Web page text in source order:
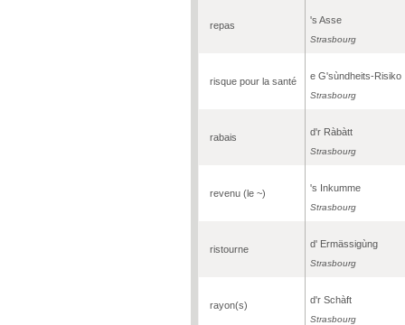
repas 's Asse
Strasbourg
risque pour la santé e G'sùndheits-Risiko
Strasbourg
rabais d'r Ràbàtt
Strasbourg
revenu (le ~) 's Inkumme
Strasbourg
ristourne d' Ermässigùng
Strasbourg
rayon(s) d'r Schàft
Strasbourg